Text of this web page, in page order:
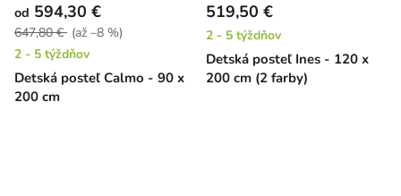
Detská posteľ Calmo - 90 x
200 cm
od 594,30 €
647,80 € (až –8 %)
2 - 5 týždňov
Detská posteľ Ines - 120 x
200 cm (2 farby)
519,50 €
2 - 5 týždňov